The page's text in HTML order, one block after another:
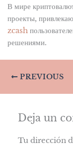
В мире
проекты,
zcash
решениями.
PREVIOUS
Deja un
Tu dirección